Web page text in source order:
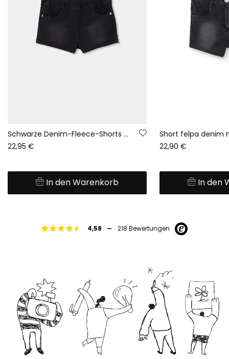
Schwarze Denim-Fleece-Shorts Mädchen
22,95 €
In den Warenkorb
Short felpa denim
22,90 €
In den
4,58 - 218 Bewertungen